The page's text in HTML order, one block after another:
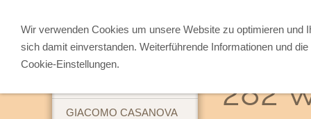
ABENTEUERBÜCHER
GIACOMO CASANOVA 282
Wir verwenden Cookies um unsere Website zu optimieren und
sich damit einverstanden. Weiterführende Informationen und
Cookie-Einstellungen.